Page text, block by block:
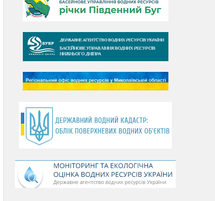
День Дунаю
День Південного Бугу
День води
День чистих берегів
(місячник благоустрою)
День працівника водного
господарства України
День хіміка